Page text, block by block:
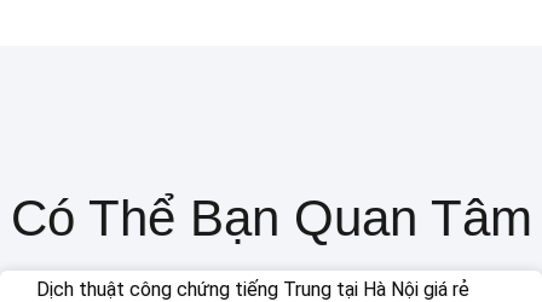
Có Thể Bạn Quan Tâm
Dịch thuật công chứng tiếng Trung tại Hà Nội giá rẻ